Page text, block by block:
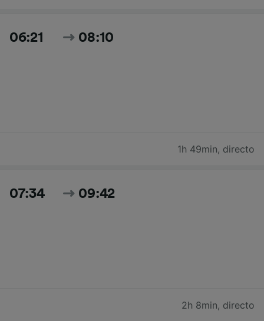
06:21 08:10
1h 49min, directo
07:34 09:42
2h 8min, directo